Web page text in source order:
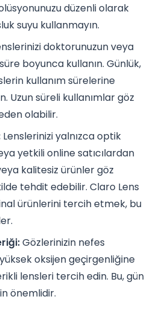
düzenli olarak
suyu kullanmayın.
doktorunuzun veya
boyunca kullanın. Günlük,
kullanım sürelerine
Uzun süreli kullanımlar göz
olabilir.
Lenslerinizi yalnızca optik
yetkili online satıcılardan
kalitesiz ürünler göz
tehdit edebilir. Claro Lens
ürünlerini tercih etmek, bu
Gözlerinizin nefes
oksijen geçirgenliğine
lensleri tercih edin. Bu, gün
önemlidir.